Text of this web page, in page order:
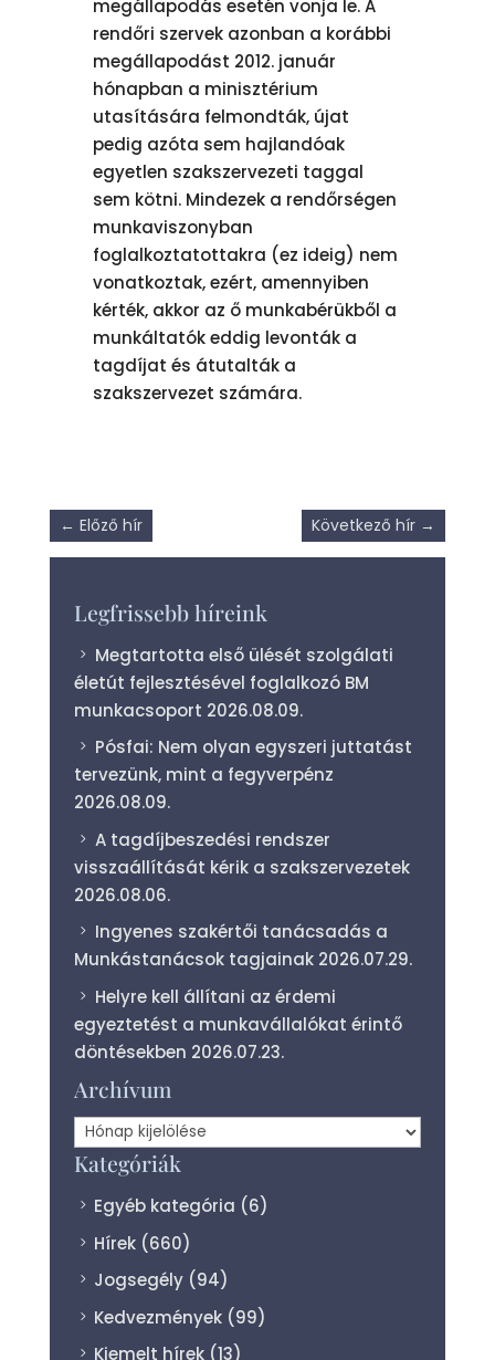
megállapodás esetén vonja le. A
rendőri szervek azonban a korábbi
megállapodást 2012. január
hónapban a minisztérium
utasítására felmondták, újat
pedig azóta sem hajlandóak
egyetlen szakszervezeti taggal
sem kötni. Mindezek a rendőrségen
munkaviszonyban
foglalkoztatottakra (ez ideig) nem
vonatkoztak, ezért, amennyiben
kérték, akkor az ő munkabérükből a
munkáltatók eddig levonták a
tagdíjat és átutalták a
szakszervezet számára.
← Előző hír Következő hír →
Legfrissebb híreink
Megtartotta első ülését szolgálati
életút fejlesztésével foglalkozó BM
munkacsoport 2026.08.09.
Pósfai: Nem olyan egyszeri juttatást
tervezünk, mint a fegyverpénz
2026.08.09.
A tagdíjbeszedési rendszer
visszaállítását kérik a szakszervezetek
2026.08.06.
Ingyenes szakértői tanácsadás a
Munkástanácsok tagjainak 2026.07.29.
Helyre kell állítani az érdemi
egyeztetést a munkavállalókat érintő
döntésekben 2026.07.23.
Archívum
Archívum
Kategóriák
Egyéb kategória (6)
Hírek (660)
Jogsegély (94)
Kedvezmények (99)
Kiemelt hírek (13)